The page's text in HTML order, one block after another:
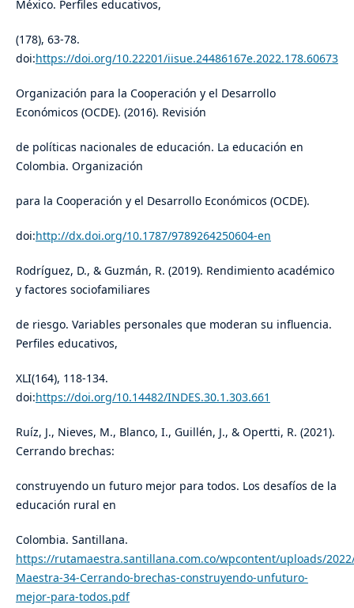
México. Perfiles educativos,
(178), 63-78.
doi:https://doi.org/10.22201/iisue.24486167e.2022.178.60673
Organización para la Cooperación y el Desarrollo
Económicos (OCDE). (2016). Revisión
de políticas nacionales de educación. La educación en
Colombia. Organización
para la Cooperación y el Desarrollo Económicos (OCDE).
doi:http://dx.doi.org/10.1787/9789264250604-en
Rodríguez, D., & Guzmán, R. (2019). Rendimiento académico
y factores sociofamiliares
de riesgo. Variables personales que moderan su influencia.
Perfiles educativos,
XLI(164), 118-134.
doi:https://doi.org/10.14482/INDES.30.1.303.661
Ruíz, J., Nieves, M., Blanco, I., Guillén, J., & Opertti, R. (2021).
Cerrando brechas:
construyendo un futuro mejor para todos. Los desafíos de la
educación rural en
Colombia. Santillana.
https://rutamaestra.santillana.com.co/wpcontent/uploads/
Maestra-34-Cerrando-brechas-construyendo-unfuturo-
mejor-para-todos.pdf